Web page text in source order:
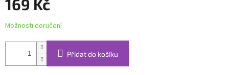
169 Kč
Měrná
cena:
Možnosti doručení
Přidat do košíku